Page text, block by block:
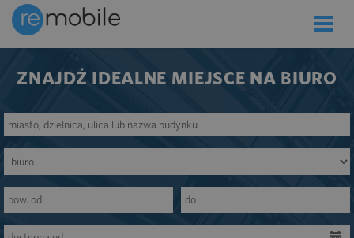
Toggle
ZNAJDŹ IDEALNE MIEJSCE NA BIURO